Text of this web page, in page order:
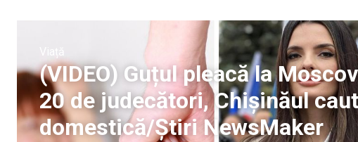
(VIDEO) Guțul pleacă la
20 de judecători, Chișinăul
domestică/Știri NewsMaker